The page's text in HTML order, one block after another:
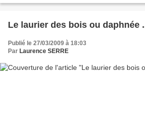
Le laurier des bois ou daphnée
Publié le 27/03/2009 à 18:03
Par Laurence SERRE